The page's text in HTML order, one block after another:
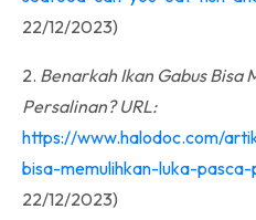
22/12/2023)
2. Benarkah Ikan Gabus Bisa
Persalinan? URL:
https://www.halodoc.com/
bisa-memulihkan-luka-pasca-
22/12/2023)